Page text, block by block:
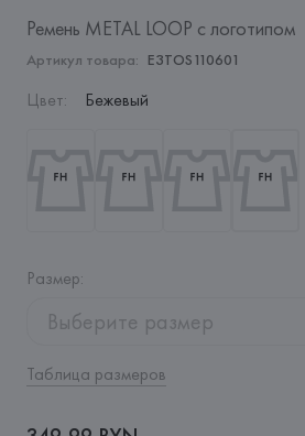
Ремень METAL LOOP с логотипом
Артикул товара: E3TOS110601
Цвет: Бежевый
Размер:
Выберите размер
Таблица размеров